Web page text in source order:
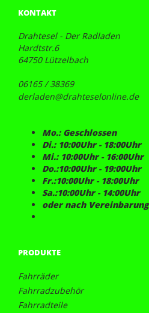
KONTAKT
Drahtesel - Der Radladen
Hardtstr.6
64750 Lützelbach
06165 / 38369
derladen@drahteselonline.de
Mo.: Geschlossen
Di.: 10:00Uhr - 18:00Uhr
Mi.: 10:00Uhr - 16:00Uhr
Do.:10:00Uhr - 19:00Uhr
Fr.:10:00Uhr - 18:00Uhr
Sa.:10:00Uhr - 14:00Uhr
oder nach Vereinbarung
PRODUKTE
Fahrräder
Fahrradzubehör
Fahrradteile